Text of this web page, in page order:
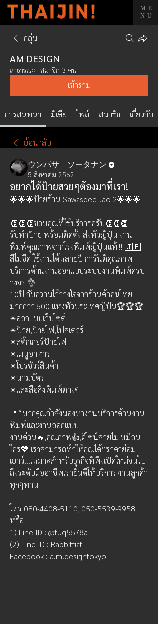
ME
NU
กลุ่ม
AM DESIGN
สาธารณะ · สมาชิก 3 คน
เข้าร่วม
การสนทนา มีเดีย ไฟล์ สมาชิก เกี่ยวกับ
ย้อนกลับ
ウンパサ ソータナン
5 สิงหาคม 2562
อยากได้ป้ายสวยๆต้องมาที่เรา!
🌟🌟🌟ป้ายร้าน Sawasdee Jao 2🌟🌟🌟
👏👏👏ขอบคุณที่ใช้บริการครับ👏👏👏
รับทำป้าย พร้อมติดตั้ง ส่งทั่วญี่ปุ่น งาน
พิมพ์คุณภาพจากโรงพิมพ์ญี่ปุ่นแท้!!! 🇯🇵
สีไม่ซีด ใช้งานได้หลายปี การันตีคุณภาพ
บริการด้านงานออกแบบระบบงานพิมพ์ครบ
วงจร 👌
10ปี กับความไว้วางใจจากร้านค้าคนไทย
มากกว่า 500 แห่งทั่วประเทศญี่ปุ่น🏆🏆🏆
✴ออกแบบเว็บไซต์
✴ป้าย,ป้ายไฟ,โปสเตอร์
✴สติ๊กเกอร์ป้ายไฟ
✴เมนูอาหาร
✴โบรชัวร์สินค้า
✴นามบัตร
✴และสื่อสิ่งพิมพ์ต่างๆ
🚩“หากคุณกำลังมองหางานบริการด้านงาน
พิมพ์และงานออกแบบ
งานด่วน🔥,คุณภาพ👍,ดีไซน์สวยไม่เหมือน
ใคร💖 เราสามารถทำให้คุณได้”ราคาย่อม
เยาว์...เหมาะสำหรับธุรกิจที่พึ่งเปิดใหม่จนไป
ถึงระดับมืออาชีพเรายินดีให้บริการท่านลูกค้า
ทุกๆท่าน
โทร.080-4408-5110, 050-5539-9958
หรือ
1) Line ID : @tuq5578a
(2) Line ID : Rabbitfiat
Facebook : a.m.designtokyo